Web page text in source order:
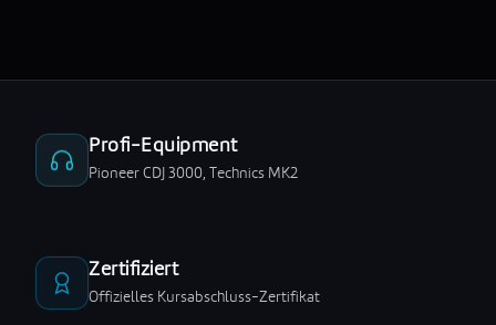
Profi-Equipment
Pioneer CDJ 3000, Technics MK2
Zertifiziert
Offizielles Kursabschluss-Zertifikat